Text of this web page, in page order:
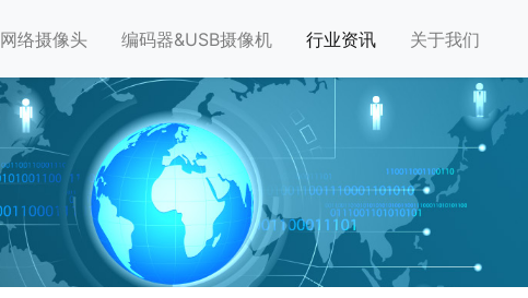
网络摄像头 编码器&USB摄像机 行业资讯 关于我们